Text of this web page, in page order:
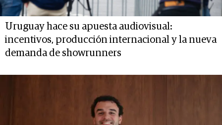
Uruguay hace su apuesta audiovisual:
incentivos, producción internacional y la nueva
demanda de showrunners